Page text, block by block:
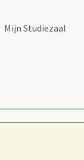
Mijn Studiezaal